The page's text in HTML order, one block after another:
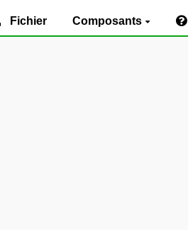
Fichier Composants